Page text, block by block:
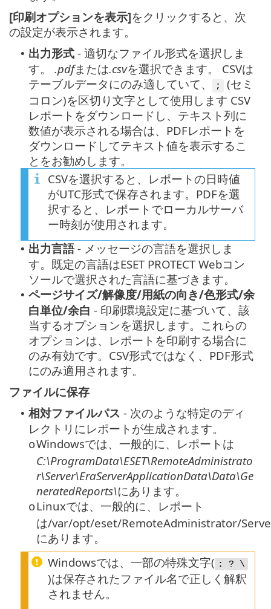
[印刷オプションを表示]をクリックすると、次
の設定が表示されます。
• 出力形式 - 適切なファイル形式を選択しま
す。 .pdfまたは.csvを選択できます。 CSVは
テーブルデータにのみ適していて、
;
(セミ
コロン)を区切り文字として使用します CSV
レポートをダウンロードし、テキスト列に
数値が表示される場合は、PDFレポートを
ダウンロードしてテキスト値を表示するこ
とをお勧めします。
CSVを選択すると、レポートの日時値
がUTC形式で保存されます。PDFを選
択すると、レポートでローカルサーバ
ー時刻が使用されます。
• 出力言語- メッセージの言語を選択しま
す。既定の言語はESET PROTECT Webコン
ソールで選択された言語に基づきます。
• ページサイズ/解像度/用紙の向き/色形式/余
白単位/余白 - 印刷環境設定に基づいて、該
当するオプションを選択します。これらの
オプションは、レポートを印刷する場合に
のみ有効です。CSV形式ではなく、PDF形式
にのみ適用されます。
ファイルに保存
• 相対ファイルパス - 次のような特定のディ
レクトリにレポートが生成されます。
oWindowsでは、一般的に、レポートは
C:\ProgramData\ESET\RemoteAdministrato
r\Server\EraServerApplicationData\Data\Ge
neratedReports\にあります。
oLinuxでは、一般的に、レポート
は/var/opt/eset/RemoteAdministrator/
にあります。
Windowsでは、一部の特殊文字( : ? \
)は保存されたファイル名で正しく解釈
されません。